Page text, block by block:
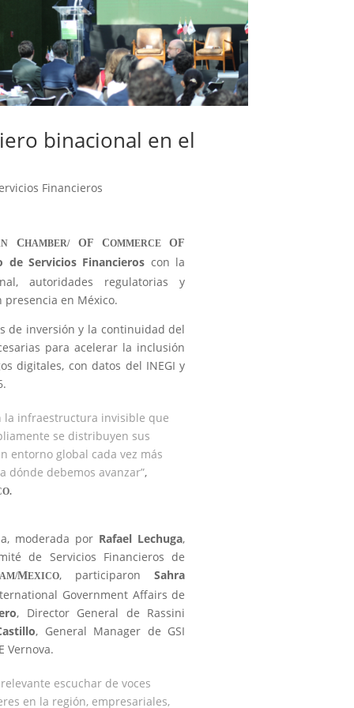
binacional en el
Financieros
CHAMBER/OF COMMERCEOF
de Servicios Financieros con la
autoridades regulatorias y
en México.
de inversión y la continuidad del
para acelerar la inclusión
digitales, con datos del INEGI y
la infraestructura invisible que
se distribuyen sus
entorno global cada vez más
dónde debemos avanzar”,
moderada por Rafael Lechuga,
de Servicios Financieros de
MEXICO, participaronSahra
Government Affairs de
, Director General de Rassini
, General Manager de GSI
Vernova.
escuchar de voces
en la región, empresariales,